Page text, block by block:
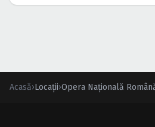
Acasă›Locații›Opera Naţională